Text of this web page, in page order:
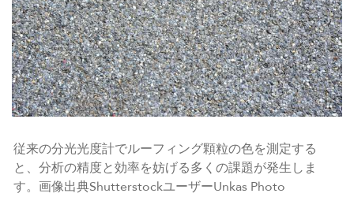
従来の分光光度計でルーフィング顆粒の色を測定する
と、分析の精度と効率を妨げる多くの課題が発生しま
す。画像出典ShutterstockユーザーUnkas Photo